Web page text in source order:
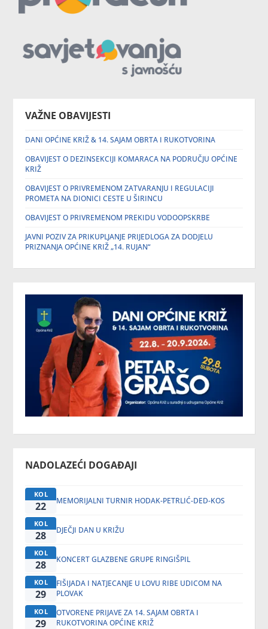
VAŽNE OBAVIJESTI
DANI OPĆINE KRIŽ & 14. SAJAM OBRTA I RUKOTVORINA
OBAVIJEST O DEZINSEKCIJI KOMARACA NA PODRUČJU OPĆINE
KRIŽ
OBAVIJEST O PRIVREMENOM ZATVARANJU I REGULACIJI
PROMETA NA DIONICI CESTE U ŠIRINCU
OBAVIJEST O PRIVREMENOM PREKIDU VODOOPSKRBE
JAVNI POZIV ZA PRIKUPLJANJE PRIJEDLOGA ZA DODJELU
PRIZNANJA OPĆINE KRIŽ „14. RUJAN“
NADOLAZEĆI DOGAĐAJI
KOL
22 MEMORIJALNI TURNIR HODAK-PETRLIĆ-DED-KOS
KOL
28 DJEČJI DAN U KRIŽU
KOL
28 KONCERT GLAZBENE GRUPE RINGIŠPIL
KOL
29
FIŠIJADA I NATJECANJE U LOVU RIBE UDICOM NA
PLOVAK
KOL
29
OTVORENE PRIJAVE ZA 14. SAJAM OBRTA I
RUKOTVORINA OPĆINE KRIŽ